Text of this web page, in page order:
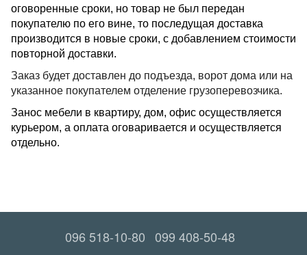
оговоренные сроки, но товар не был передан
покупателю по его вине, то последущая доставка
производится в новые сроки, с добавлением стоимости
повторной доставки.
Заказ будет доставлен до подъезда, ворот дома или на
указанное покупателем отделение грузоперевозчика.
Занос мебели в квартиру, дом, офис осуществляется
курьером, а оплата оговаривается и осуществляется
отдельно.
096 518-10-80 099 408-50-48